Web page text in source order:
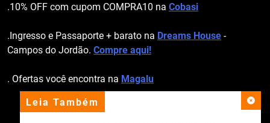
Leia Também
.10% OFF com cupom COMPRA10 na Cobasi
.Ingresso e Passaporte + barato na Dreams House -
Campos do Jordão. Compre aqui!
. Ofertas você encontra na Magalu
apoio institucional